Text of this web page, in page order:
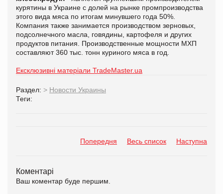
курятины в Украине с долей на рынке промпроизводства
этого вида мяса по итогам минувшего года 50%.
Компания также занимается производством зерновых,
подсолнечного масла, говядины, картофеля и других
продуктов питания. Производственные мощности МХП
составляют 360 тыс. тонн куриного мяса в год.
Ексклюзивні матеріали TradeMaster.ua
Раздел: > Новости Украины
Теги:
Попередня Весь список Наступна
Коментарі
Ваш коментар буде першим.